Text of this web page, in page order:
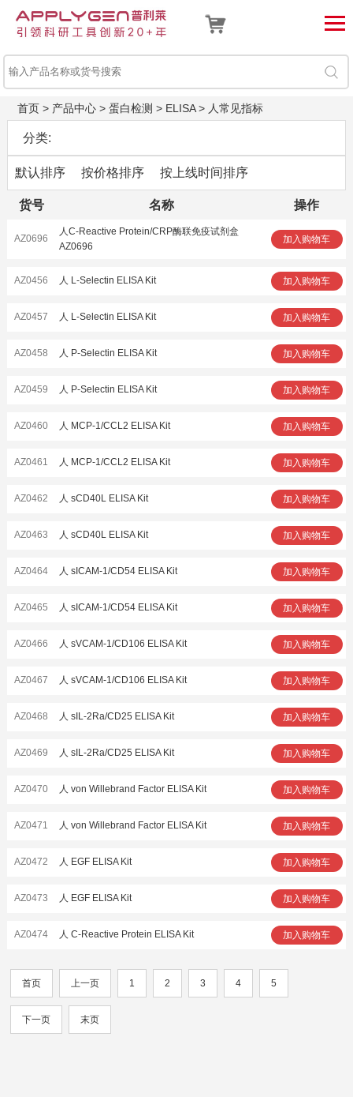
首页> 产品中心> 蛋白检测 > ELISA> 人常见指标
分类:
默认排序 按价格排序 按上线时间排序
货号 名称 操作
AZ0696
人C-Reactive Protein/CRP酶联免疫试剂盒
AZ0696
加入购物车
AZ0456 人 L-Selectin ELISA Kit 加入购物车
AZ0457 人 L-Selectin ELISA Kit 加入购物车
AZ0458 人 P-Selectin ELISA Kit 加入购物车
AZ0459 人 P-Selectin ELISA Kit 加入购物车
AZ0460 人 MCP-1/CCL2 ELISA Kit 加入购物车
AZ0461 人 MCP-1/CCL2 ELISA Kit 加入购物车
AZ0462 人 sCD40L ELISA Kit 加入购物车
AZ0463 人 sCD40L ELISA Kit 加入购物车
AZ0464 人 sICAM-1/CD54 ELISA Kit 加入购物车
AZ0465 人 sICAM-1/CD54 ELISA Kit 加入购物车
AZ0466 人 sVCAM-1/CD106 ELISA Kit 加入购物车
AZ0467 人 sVCAM-1/CD106 ELISA Kit 加入购物车
AZ0468 人 sIL-2Ra/CD25 ELISA Kit 加入购物车
AZ0469 人 sIL-2Ra/CD25 ELISA Kit 加入购物车
AZ0470 人 von Willebrand Factor ELISA Kit 加入购物车
AZ0471 人 von Willebrand Factor ELISA Kit 加入购物车
AZ0472 人 EGF ELISA Kit 加入购物车
AZ0473 人 EGF ELISA Kit 加入购物车
AZ0474 人 C-Reactive Protein ELISA Kit 加入购物车
首页 上一页 1 2 3 4 5
下一页 末页